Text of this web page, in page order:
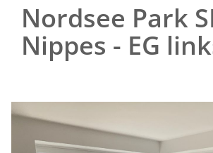
Nordsee Park
Nippes - EG